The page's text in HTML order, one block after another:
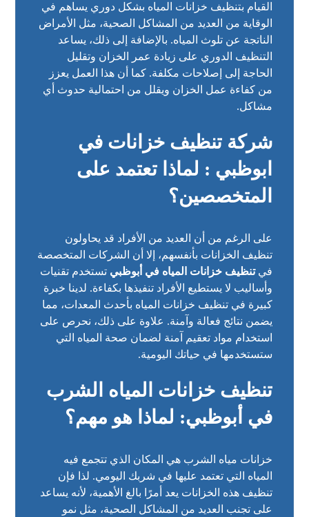
القيام بتنظيف خزانات المياه بشكل دوري يساهم في
الوقاية من العديد من المشاكل الصحية، مثل الأمراض
الناتجة عن تلوث المياه. بالإضافة إلى ذلك، يساعد
التنظيف الدوري على زيادة عمر الخزان وتقليل
الحاجة إلى إصلاحات مكلفة. كما أن هذا العمل يعزز
من كفاءة عمل الخزان ويقلل من احتمالية حدوث أي
مشاكل.
شركة تنظيف خزانات في
ابوظبي : لماذا تعتمد على
المتخصصين؟
على الرغم من أن العديد من الأفراد قد يحاولون
تنظيف الخزانات بأنفسهم، إلا أن الشركات المتخصصة
فيتنظيف خزانات المياه في أبوظبي تستخدم تقنيات
وأساليب لا يستطيع الأفراد تنفيذها بكفاءة. لدينا خبرة
كبيرة في تنظيف خزانات المياه بأحدث المعدات، مما
يضمن نتائج فعالة وآمنة. علاوة على ذلك، نحرص على
استخدام مواد تعقيم آمنة لضمان صحة المياه التي
ستستخدمها في حياتك اليومية.
تنظيف خزانات المياه الشرب
في أبوظبي: لماذا هو مهم؟
خزانات مياه الشرب هي المكان الذي تتجمع فيه
المياه التي تعتمد عليها في شربك اليومي. لذا فإن
تنظيف هذه الخزانات يعد أمرًا بالغ الأهمية، لأنه يساعد
على تجنب العديد من المشاكل الصحية، مثل نمو